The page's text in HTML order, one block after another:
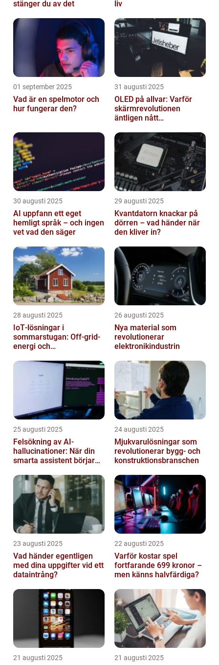
stänger du av det liv
01 september 2025
Vad är en spelmotor och
hur fungerar den?
31 augusti 2025
OLED på allvar: Varför
skärmrevolutionen
äntligen nått
30 augusti 2025
AI uppfann ett eget
hemligt språk – och ingen
vet vad den säger
29 augusti 2025
Kvantdatorn knackar på
dörren – vad händer när
den kliver in?
28 augusti 2025
IoT‑lösningar i
sommarstugan: Off‑grid-
energi och
26 augusti 2025
Nya material som
revolutionerar
elektronikindustrin
25 augusti 2025
Felsökning av AI-
hallucinationer: När din
smarta assistent börjar
24 augusti 2025
Mjukvarulösningar som
revolutionerar bygg- och
konstruktionsbranschen
23 augusti 2025
Vad händer egentligen
med dina uppgifter vid ett
dataintrång?
22 augusti 2025
Varför kostar spel
fortfarande 699 kronor –
men känns halvfärdiga?
21 augusti 2025 21 augusti 2025